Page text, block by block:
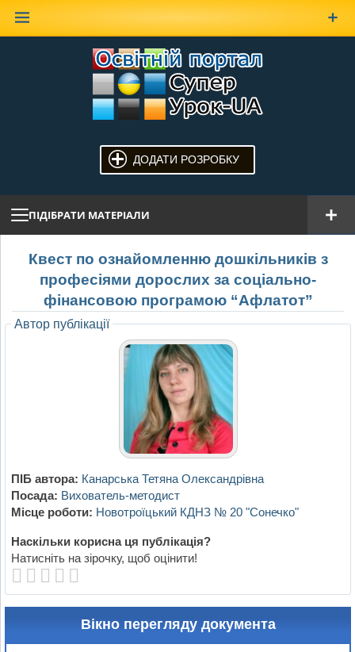
ДОДАТИ РОЗРОБКУ
ПІДІБРАТИ МАТЕРІАЛИ
Квест по ознайомленню дошкільників з
професіями дорослих за соціально-
фінансовою програмою “Афлатот”
Автор публікації
ПІБ автора: Канарська Тетяна Олександрівна
Посада: Вихователь-методист
Місце роботи: Новотроїцький КДНЗ № 20 "Сонечко"
Наскільки корисна ця публікація?
Натисніть на зірочку, щоб оцінити!
Вікно перегляду документа